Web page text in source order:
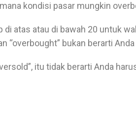
kondisi pasar mungkin
atas atau di bawah 20 untuk
“overbought” bukan berarti
itu tidak berarti Anda